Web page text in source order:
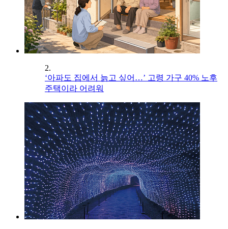
2.
‘아파도 집에서 늙고 싶어…’ 고령 가구 40% 노후
주택이라 어려워